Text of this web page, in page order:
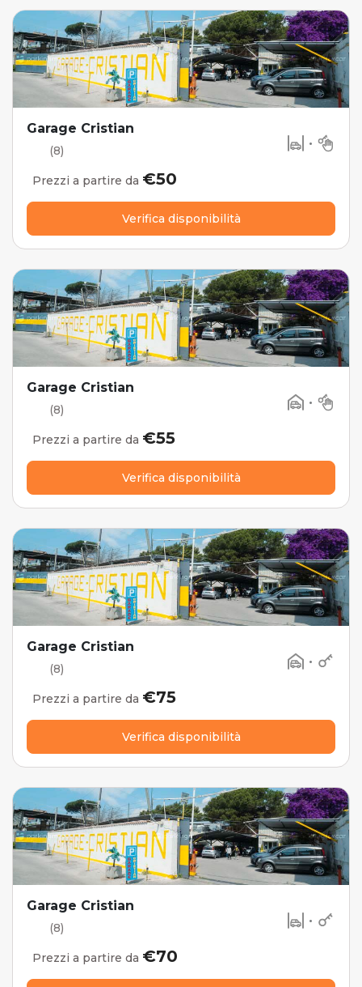
Garage Cristian
(8) •
Prezzi a partire da €50
Verifica disponibilità
Garage Cristian
(8) •
Prezzi a partire da €55
Verifica disponibilità
Garage Cristian
(8) •
Prezzi a partire da €75
Verifica disponibilità
Garage Cristian
(8) •
Prezzi a partire da €70